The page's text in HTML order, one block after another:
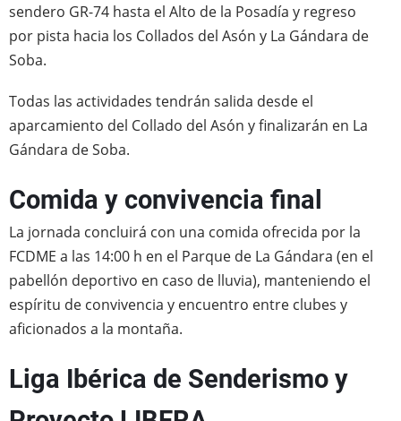
sendero GR-74 hasta el Alto de la Posadía y regreso
por pista hacia los Collados del Asón y La Gándara de
Soba.
Todas las actividades tendrán salida desde el
aparcamiento del Collado del Asón y finalizarán en La
Gándara de Soba.
Comida y convivencia final
La jornada concluirá con una comida ofrecida por la
FCDME a las 14:00 h en el Parque de La Gándara (en el
pabellón deportivo en caso de lluvia), manteniendo el
espíritu de convivencia y encuentro entre clubes y
aficionados a la montaña.
Liga Ibérica de Senderismo y